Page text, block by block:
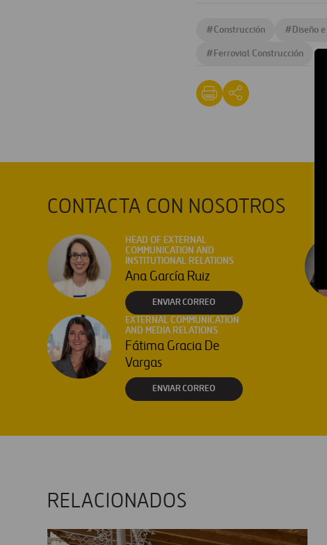
#Construcción #Diseño
#Ferrovial Construcción
CONTACTA CON NOSOTROS
HEAD OF EXTERNAL
COMMUNICATION AND
INSTITUTIONAL RELATIONS
Ana García Ruiz
ENVIAR CORREO
EXTERNAL COMMUNICATION
AND MEDIA RELATIONS
Fátima Gracia De
Vargas
ENVIAR CORREO
RELACIONADOS